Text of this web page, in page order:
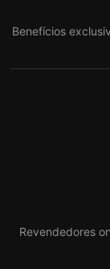
Benefícios
Revendedores